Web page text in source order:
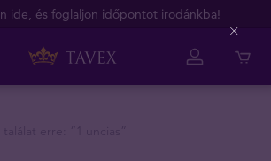
ide, és foglaljon időpontot irodánkba!
Close